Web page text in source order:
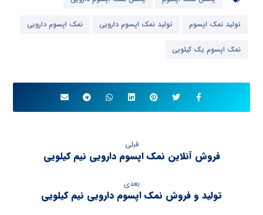
تولید نمک اپسوم تولید نمک اپسوم دارویی نمک اپسوم دارویی
نمک اپسوم یک کیلویی
قبلی
فروش آنلاین نمک اپسوم دارویی نیم کیلویی
بعدی
تولید و فروش نمک اپسوم دارویی نیم کیلویی